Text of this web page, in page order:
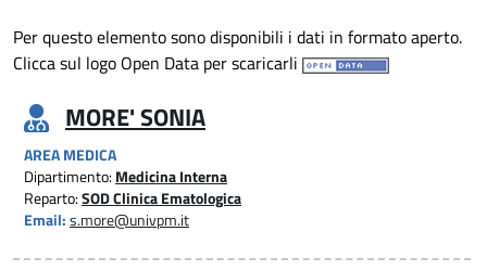
Per questo elemento sono disponibili i dati in formato aperto.
Clicca sul logo Open Data per scaricarli
MORE' SONIA
AREA MEDICA
Dipartimento: Medicina Interna
Reparto:SOD Clinica Ematologica
Email: s.more@univpm.it